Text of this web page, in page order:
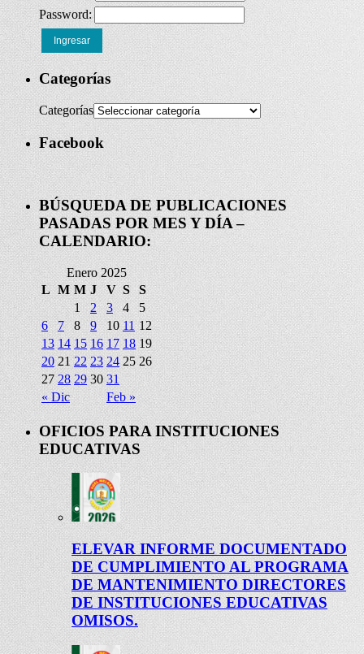
Password:
Ingresar
Categorías
Categorías
Facebook
BÚSQUEDA DE PUBLICACIONES
PASADAS POR MES Y DÍA –
CALENDARIO:
Enero 2025
L M M J V S S
« Dic Feb »
1 2 3 4
5
6
7 8 9 10 11 12
13 14 15 16 17 18 19
20 21 22 23 24 25 26
27 28 29 30 31
OFICIOS PARA INSTITUCIONES
EDUCATIVAS
ELEVAR INFORME DOCUMENTADO
DE CUMPLIMIENTO AL PROGRAMA
DE MANTENIMIENTO DIRECTORES
DE INSTITUCIONES EDUCATIVAS
OMISOS.